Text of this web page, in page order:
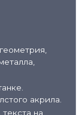
акрила.
на